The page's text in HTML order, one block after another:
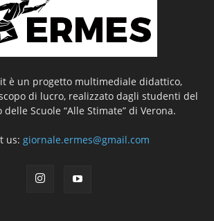
è un progetto multimediale didattico,
di lucro, realizzato dagli studenti del
delle Scuole “Alle Stimate” di Verona.
us: giornale.ermes@gmail.com